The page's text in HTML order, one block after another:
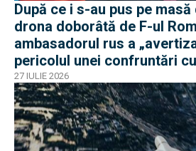
După ce i s-au pus pe
drona doborâtă de F-ul
ambasadorul rus a
pericolul unei confruntări
o „înscenare propagandistă”
27 IULIE 2026